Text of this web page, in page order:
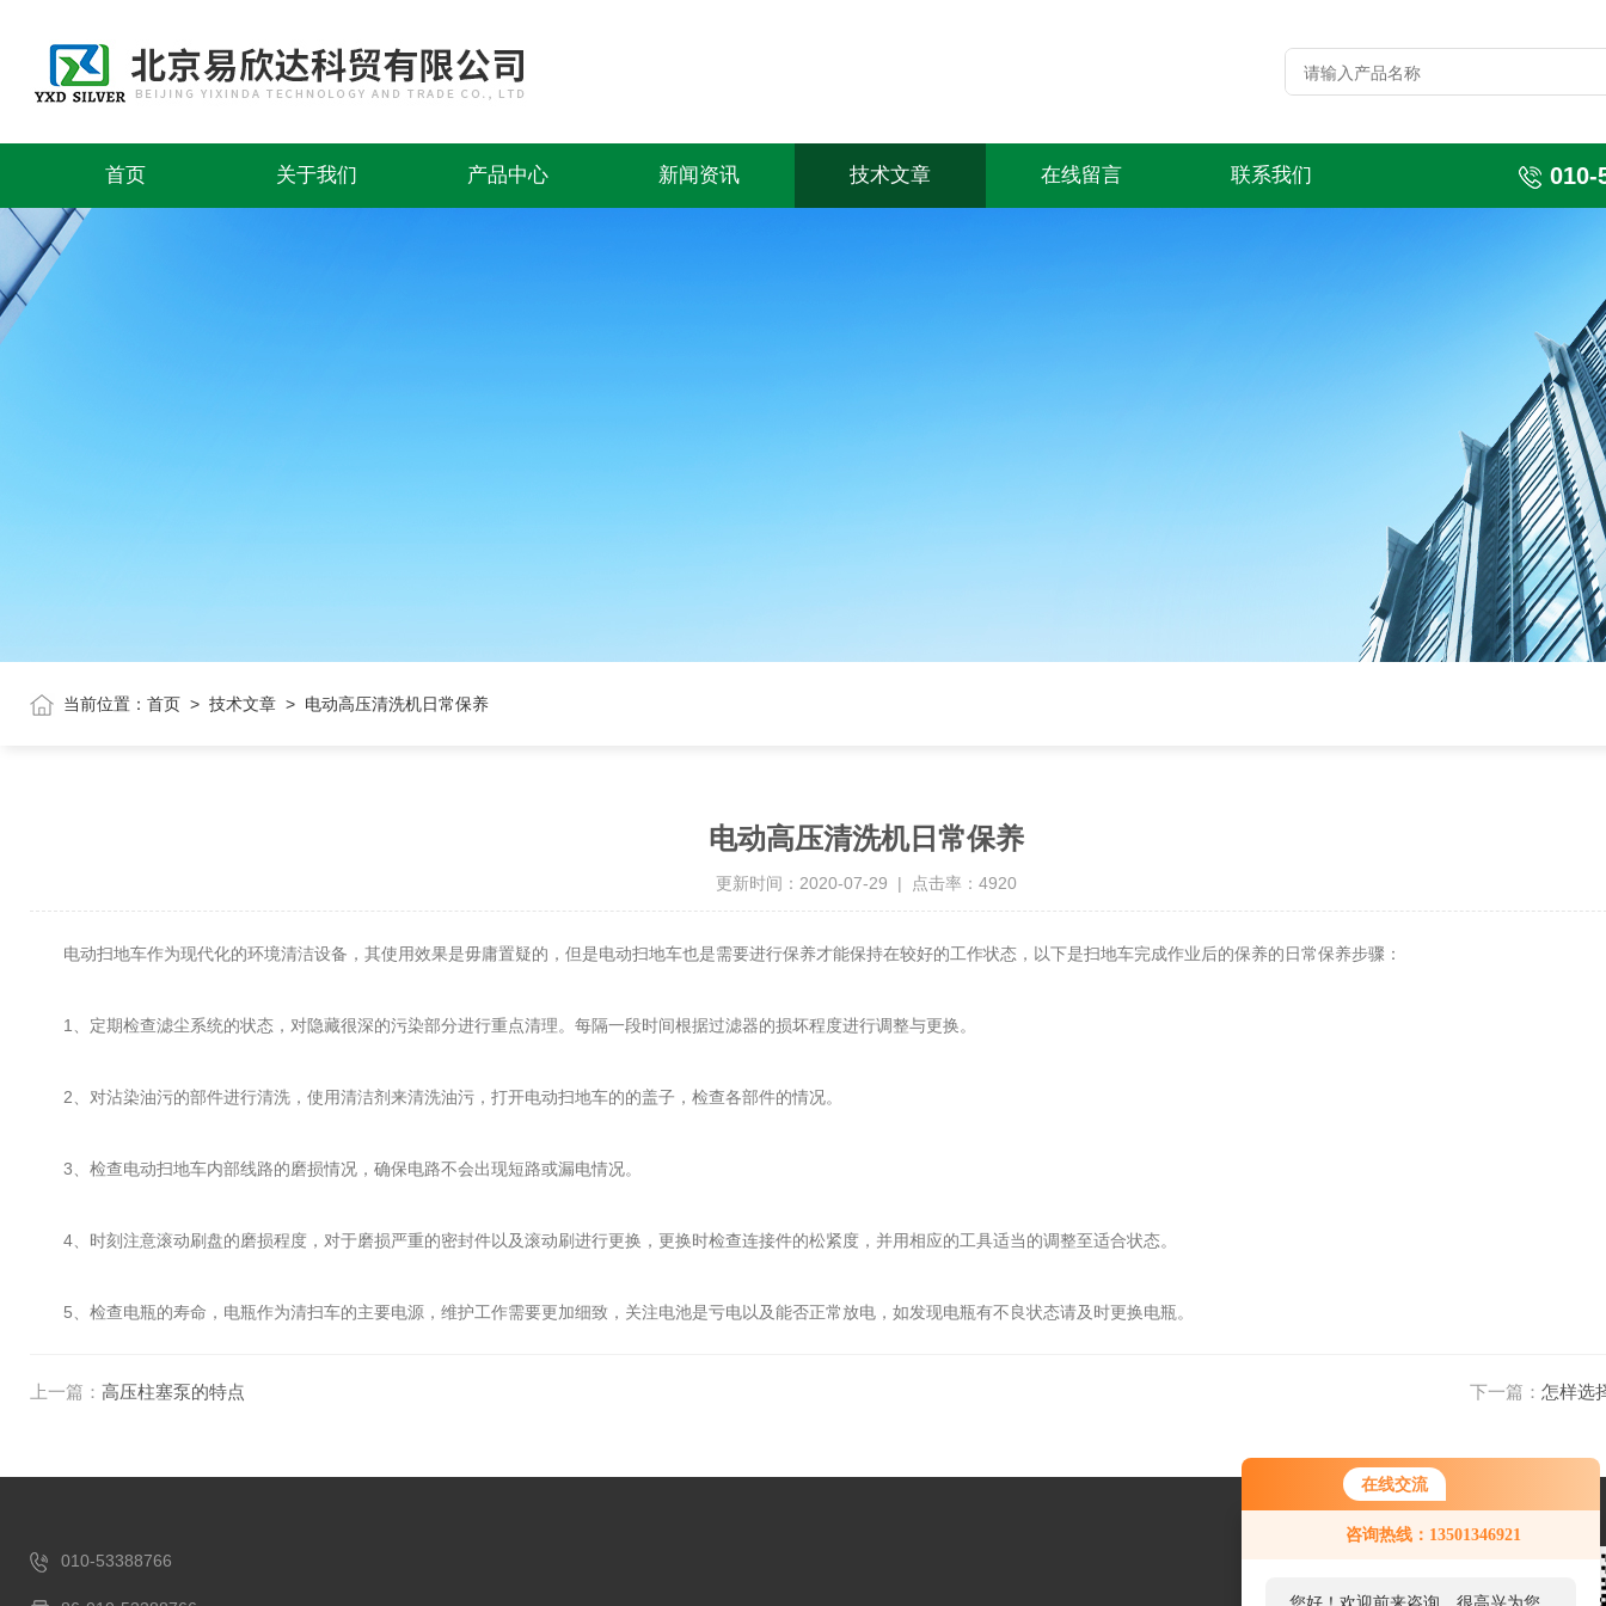
在线交流
咨询热线：13501346921
首页 关于我们 产品中心 新闻资讯 技术文章 在线留言 联系我们 010-
当前位置： 首页 > 技术文章 > 电动高压清洗机日常保养
电动高压清洗机日常保养
更新时间：2020-07-29 | 点击率：4920
电动扫地车作为现代化的环境清洁设备，其使用效果是毋庸置疑的，但是电动扫地车也是需要进行保养才能保持在较好的工作状态，以下是扫地车完成作业后的保养的日常保养步骤：
1、定期检查滤尘系统的状态，对隐藏很深的污染部分进行重点清理。每隔一段时间根据过滤器的损坏程度进行调整与更换。
2、对沾染油污的部件进行清洗，使用清洁剂来清洗油污，打开电动扫地车的的盖子，检查各部件的情况。
3、检查电动扫地车内部线路的磨损情况，确保电路不会出现短路或漏电情况。
4、时刻注意滚动刷盘的磨损程度，对于磨损严重的密封件以及滚动刷进行更换，更换时检查连接件的松紧度，并用相应的工具适当的调整至适合状态。
5、检查电瓶的寿命，电瓶作为清扫车的主要电源，维护工作需要更加细致，关注电池是亏电以及能否正常放电，如发现电瓶有不良状态请及时更换电瓶。
上一篇： 高压柱塞泵的特点 下一篇： 怎样选
010-53388766